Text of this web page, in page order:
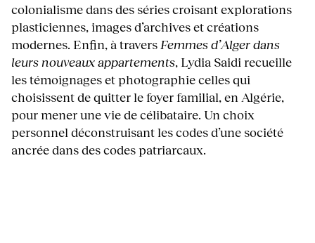
colonialisme dans des séries croisant explorations
plasticiennes, images d’archives et créations
modernes. Enfin, à travers Femmes d’Alger dans
leurs nouveaux appartements, Lydia Saidi recueille
les témoignages et photographie celles qui
choisissent de quitter le foyer familial, en Algérie,
pour mener une vie de célibataire. Un choix
personnel déconstruisant les codes d’une société
ancrée dans des codes patriarcaux.